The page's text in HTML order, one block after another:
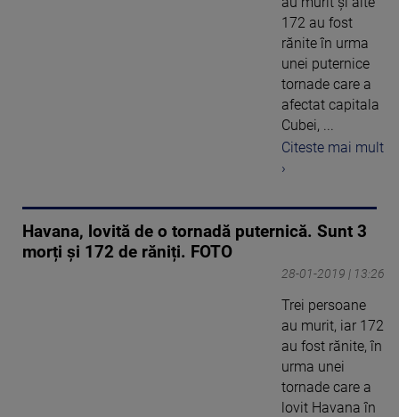
172 au fost
rănite în urma
unei puternice
tornade care a
afectat capitala
Cubei, ...
Citeste mai mult
›
Havana, lovită de o tornadă puternică. Sunt 3
morți și 172 de răniți. FOTO
28-01-2019 | 13:26
Trei persoane
au murit, iar 172
au fost rănite, în
urma unei
tornade care a
lovit Havana în